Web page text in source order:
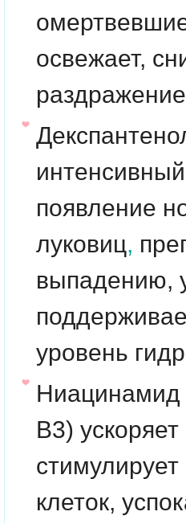
освежает,
появление
луковиц,
выпадению,
уровень
Ниацинамид
В3)
клеток,